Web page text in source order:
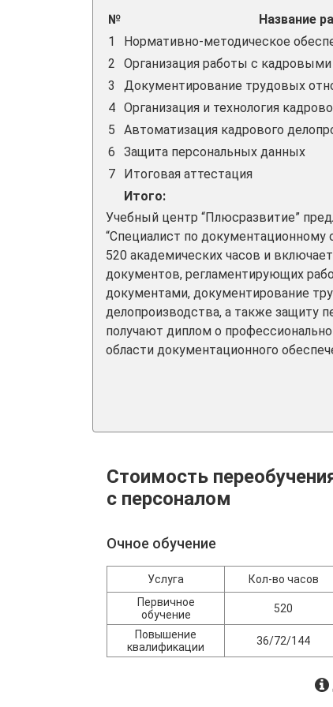
№ Название
1
Нормативно-методическое
2
Организация работы с
3
Документирование трудовых
4 Организация и технология
5
Автоматизация кадрового
6
Защита персональных данных
7
Итоговая аттестация
Итого:
Учебный центр “Плюсразвитие”
“Специалист по документационному
520 академических часов и
документов, регламентирующих
документами, документирование
делопроизводства, а также защиту
получают диплом о
области документационного
Стоимость
с персоналом
Очное обучение
Услуга Кол-во часов
Первичное
обучение
520
Повышение
квалификации
36/72/144